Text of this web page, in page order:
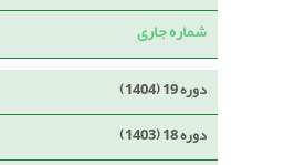
شماره جاری
دوره 19 (1404)
دوره 18 (1403)